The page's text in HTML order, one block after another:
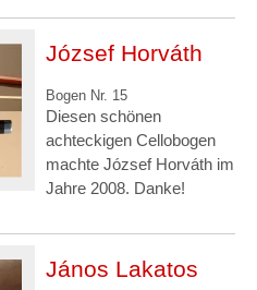
József Horváth
Bogen Nr. 15
Diesen schönen
achteckigen Cellobogen
machte József Horváth im
Jahre 2008. Danke!
János Lakatos